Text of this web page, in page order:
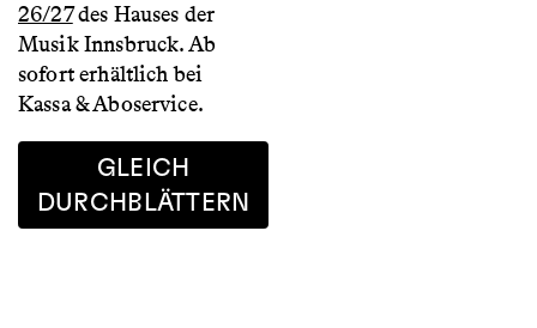
26/27des Hauses der
Musik Innsbruck. Ab
sofort erhältlich bei
Kassa & Aboservice.
GLEICH
DURCHBLÄTTERN